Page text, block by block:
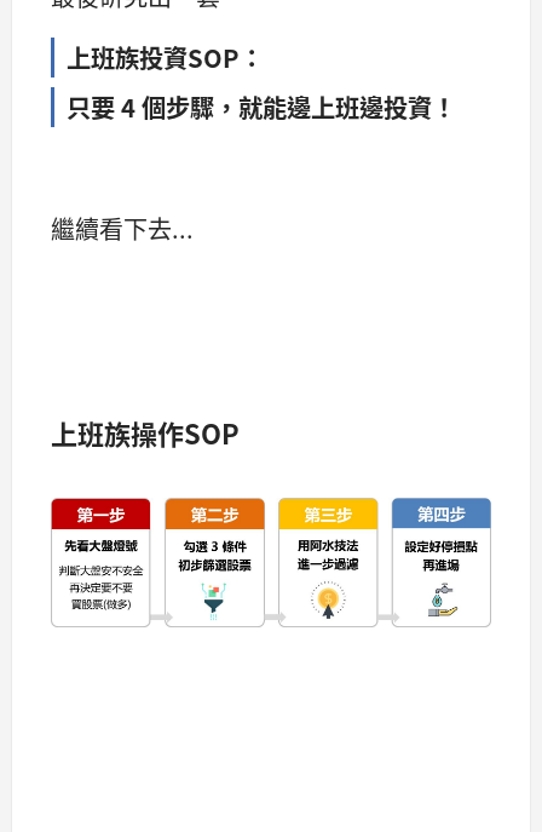
上班族投資SOP：
只要 4 個步驟，就能邊上班邊投資！
繼續看下去...
上班族操作SOP